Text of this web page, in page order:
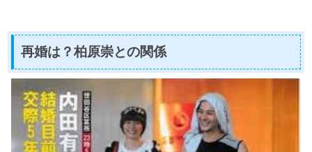
再婚は？柏原崇との関係